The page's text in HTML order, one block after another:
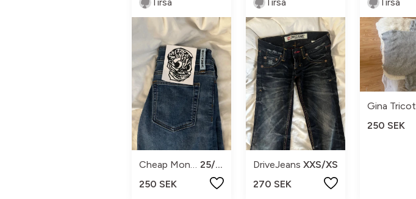
25/32
250 SEK
DriveJeans XXS/XS
270 SEK
Gina Tricot
250 SEK